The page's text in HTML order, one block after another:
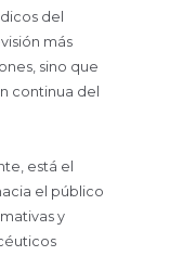
del
más
sino que
continua del
está el
el público
y